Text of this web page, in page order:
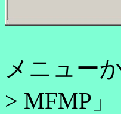
メニュー
> MFMP